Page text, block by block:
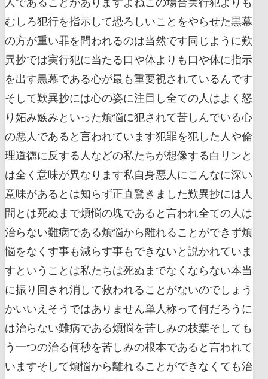
むしろ犯行を指示して恐ろしいことをやらせた黒幕
の方が重い罪を問われるのは当然です同じように歎
異抄では実行犯に当たる口や体よりも口や体に指示
を出す黒幕である心が最も重要視されているんです
そして歎異抄には心の姿に注目し全ての人はよく怒
り妬み嫉みといった煩悩に犯されて苦しんでいる心
の悪人であると言われています犯罪を犯した人や倫
理道徳に反する人などの私たちが想像する白リンと
は全く意味が異なります私自身悪人にこんなに深い
意味があるとは知らず正直驚きました歎異抄には人
間とは死ぬまで煩悩の塊であると言われ全ての人は
治らない難病である煩悩から離れることができず煩
悩をなくす事も減らす事もできないと説かれていま
すということは私たちは死ぬまでなくならない本当
に振り回され消して救われることがないのでしょう
かいいえそうではありません単人称って何だろうに
は治らない難病である煩悩を苦しみの枝葉そしても
う一つの治る何秒を苦しみの根本であると言われて
いますそして煩悩から離れることができなくても治